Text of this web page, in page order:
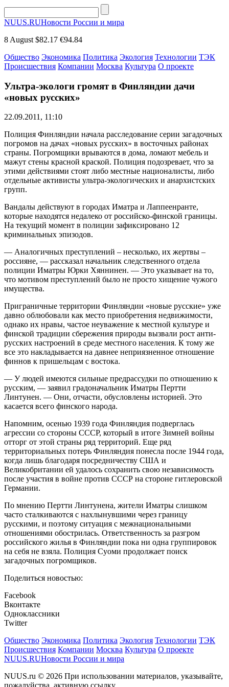
NUUS.RUНовости России и мира
8 August $82.17 €94.84
Общество Экономика Политика Экология Технологии ТЭК
Происшествия Компании Москва Культура О проекте
Ультра-экологи громят в Финляндии дачи
«новых русских»
22.09.2011, 11:10
Полиция Финляндии начала расследование серии загадочных
погромов на дачах «новых русских» в восточных районах
страны. Погромщики врываются в дома, ломают мебель и
мажут стены красной краской. Полиция подозревает, что за
этими действиями стоят либо местные националисты, либо
отдельные активисты ультра-экологических и анархистских
групп.
Вандалы действуют в городах Иматра и Лаппеенранте,
которые находятся недалеко от российско-финской границы.
На текущий момент в полиции зафиксировано 12
криминальных эпизодов.
— Аналогичных преступлений – несколько, их жертвы –
россияне, — рассказал начальник следственного отдела
полиции Иматры Юрки Хяннинен. — Это указывает на то,
что мотивом преступлений было не просто хищение чужого
имущества.
Приграничные территории Финляндии «новые русские» уже
давно облюбовали как место приобретения недвижимости,
однако их нравы, частое неуважение к местной культуре и
финской традиции сбережения природы вызвали рост анти-
русских настроений в среде местного населения. К тому же
все это накладывается на давнее неприязненное отношение
финнов к пришельцам с востока.
— У людей имеются сильные предрассудки по отношению к
русским, — заявил градоначальник Иматры Пертти
Линтунен. — Они, отчасти, обусловлены историей. Это
касается всего финского народа.
Напомним, осенью 1939 года Финляндия подверглась
агрессии со стороны СССР, который в итоге Зимней войны
отторг от этой страны ряд территорий. Еще ряд
территориальных потерь Финляндия понесла после 1944 года,
когда лишь благодаря посредничеству США и
Великобритании ей удалось сохранить свою независимость
после участия в войне против СССР на стороне гитлеровской
Германии.
По мнению Пертти Линтунена, жители Иматры слишком
часто сталкиваются с нахлынувшими через границу
русскими, и поэтому ситуация с межнациональными
отношениями обострилась. Ответственность за разгром
российского жилья в Финляндии пока ни одна группировок
на себя не взяла. Полиция Суоми продолжает поиск
загадочных погромщиков.
Поделиться новостью:
Facebook
Вконтакте
Одноклассники
Twitter
Общество Экономика Политика Экология Технологии ТЭК
Происшествия Компании Москва Культура О проекте
NUUS.RUНовости России и мира
NUUS.ru © 2026 При использовании материалов, указывайте,